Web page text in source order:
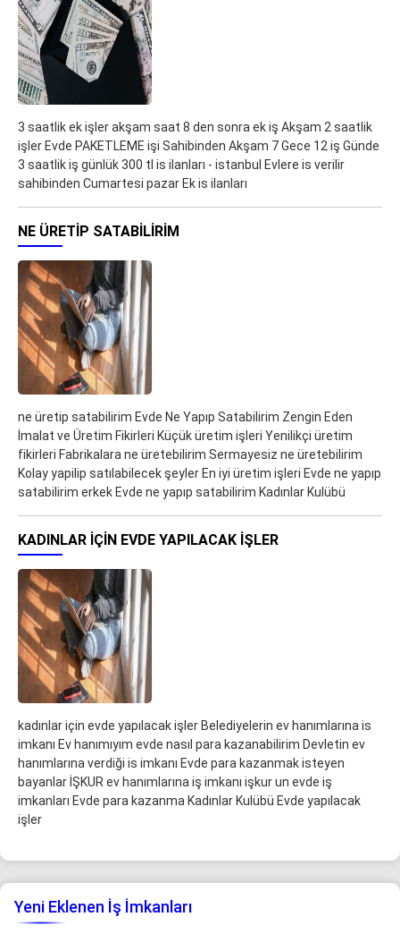
3 saatlik ek işler akşam saat 8 den sonra ek iş Akşam 2 saatlik
işler Evde PAKETLEME işi Sahibinden Akşam 7 Gece 12 iş Günde
3 saatlik iş günlük 300 tl is ilanları - istanbul Evlere is verilir
sahibinden Cumartesi pazar Ek is ilanları
NE ÜRETIP SATABILIRIM
ne üretip satabilirim Evde Ne Yapıp Satabilirim Zengin Eden
İmalat ve Üretim Fikirleri Küçük üretim işleri Yenilikçi üretim
fikirleri Fabrikalara ne üretebilirim Sermayesiz ne üretebilirim
Kolay yapilip satılabilecek şeyler En iyi üretim işleri Evde ne yapıp
satabilirim erkek Evde ne yapıp satabilirim Kadınlar Kulübü
KADINLAR IÇIN EVDE YAPILACAK IŞLER
kadınlar için evde yapılacak işler Belediyelerin ev hanımlarına is
imkanı Ev hanımıyım evde nasıl para kazanabilirim Devletin ev
hanımlarına verdiği is imkanı Evde para kazanmak isteyen
bayanlar İŞKUR ev hanımlarına iş imkanı işkur un evde iş
imkanları Evde para kazanma Kadınlar Kulübü Evde yapılacak
işler
Yeni Eklenen İş İmkanları